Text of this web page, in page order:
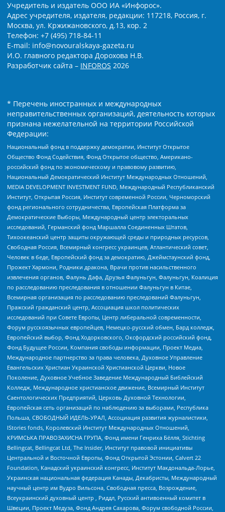
Учредитель и издатель ООО ИА «Инфорос».
Адрес учредителя, издателя, редакции: 117218, Россия, г.
Москва, ул. Кржижановского, д.13, кор. 2
Телефон: +7 (495) 718-84-11
E-mail: info@novouralskaya-gazeta.ru
И.О. главного редактора Дорохова Н.В.
Разработчик сайта – INFOROS 2026
* Перечень иностранных и международных
неправительственных организаций, деятельность которых
признана нежелательной на территории Российской
Федерации:
Национальный фонд в поддержку демократии, Институт Открытое
Общество Фонд Содействия, Фонд Открытое общество, Американо-
российский фонд по экономическому и правовому развитию,
Национальный Демократический Институт Международных Отношений,
MEDIA DEVELOPMENT INVESTMENT FUND, Международный Республиканский
Институт, Открытая Россия, Институт современной России, Черноморский
фонд регионального сотрудничества, Европейская Платформа за
Демократические Выборы, Международный центр электоральных
исследований, Германский фонд Маршалла Соединенных Штатов,
Тихоокеанский центр защиты окружающей среды и природных ресурсов,
Свободная Россия, Всемирный конгресс украинцев, Атлантический совет,
Человек в беде, Европейский фонд за демократию, Джеймстаунский фонд,
Прожект Хармони, Родники дракона, Врачи против насильственного
извлечения органов, Фалунь Дафа, Друзья Фалуньгун, Фалуньгун, Коалиция
по расследованию преследования в отношении Фалуньгун в Китае,
Всемирная организация по расследованию преследований Фалуньгун,
Пражский гражданский центр, Ассоциация школ политических
исследований при Совете Европы, Центр либеральной современности,
Форум русскоязычных европейцев, Немецко-русский обмен, Бард колледж,
Европейский выбор, Фонд Ходорковского, Оксфордский российский фонд,
Фонд Будущее России, Компания свободы информации, Проект Медиа,
Международное партнерство за права человека, Духовное Управление
Евангельских Христиан Украинской Христианской Церкви, Новое
Поколение, Духовное Учебное Заведение Международный Библейский
Колледж, Международное христианское движение, Всемирный Институт
Саентологических Предприятий, Церковь Духовной Технологии,
Европейская сеть организаций по наблюдению за выборами, Республика
Польша, СВОБОДНЫЙ ИДЕЛЬ-УРАЛ, Ассоциация развития журналистики,
IStories fonds, Королевский Институт Международных Отношений,
КРИМСЬКА ПРАВОЗАХИСНА ГРУПА, Фонд имени Генриха Бёлля, Stichting
Bellingcat, Bellingcat Ltd, The Insider, Институт правовой инициативы
Центральной и Восточной Европы, Фонд Открытой Эстонии, Calvert 22
Foundation, Канадский украинский конгресс, Институт Макдональда-Лорье,
Украинская национальная федерация Канады, Декабристы, Международный
научный центр им Вудро Вильсона, Свободная пресса, Возрождение,
Всеукраинский духовный центр , Риддл, Русский антивоенный комитет в
Швеции, Проект Медуза, Фонд Андрея Сахарова, Форум свободной России,